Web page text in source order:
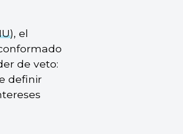
), el
de veto:
definir